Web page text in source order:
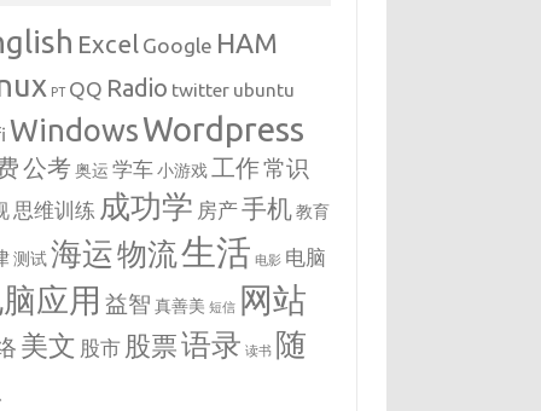
Excel Google HAM
PT QQ Radio twitter ubuntu
WindowsWordpress
公考 奥运 学车 小游戏 工作常识
思维训练 成功学 房产手机 教育
测试 海运物流生活 电影 电脑
应用 益智 真善美 短信 网站
美文 股市 股票语录 读书 随